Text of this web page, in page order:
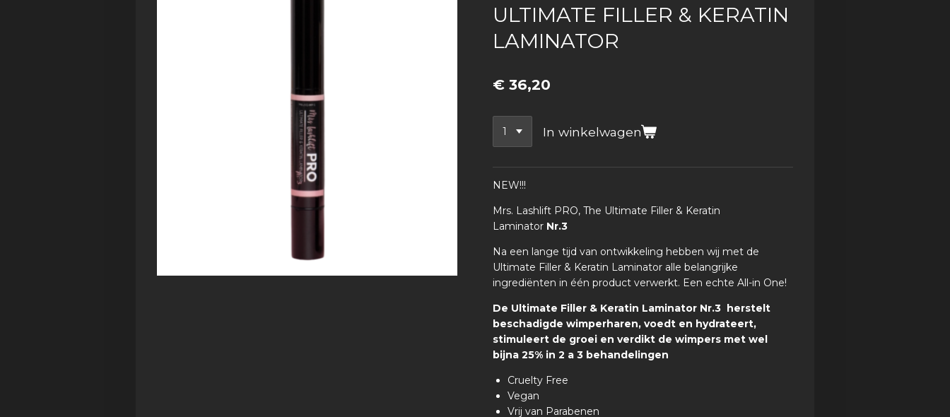
ULTIMATE FILLER & KERATIN
LAMINATOR
€ 36,20
In winkelwagen
NEW!!!
Mrs. Lashlift PRO, The Ultimate Filler & Keratin
Laminator Nr.3
Na een lange tijd van ontwikkeling hebben wij met de
Ultimate Filler & Keratin Laminator alle belangrijke
ingrediënten in één product verwerkt. Een echte All-in One!
De Ultimate Filler & Keratin Laminator Nr.3 herstelt
beschadigde wimperharen, voedt en hydrateert,
stimuleert de groei en verdikt de wimpers met wel
bijna 25% in 2 a 3 behandelingen
Cruelty Free
Vegan
Vrij van Parabenen